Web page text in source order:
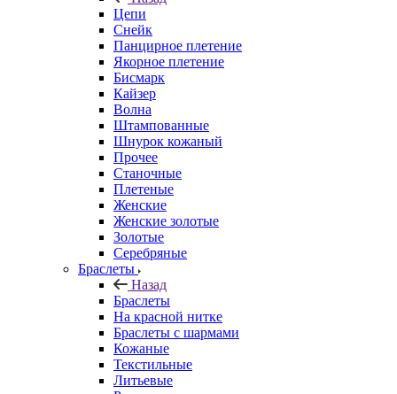
Цепи
Снейк
Панцирное плетение
Якорное плетение
Бисмарк
Кайзер
Волна
Штампованные
Шнурок кожаный
Прочее
Станочные
Плетеные
Женские
Женские золотые
Золотые
Серебряные
Браслеты
Назад
Браслеты
На красной нитке
Браслеты с шармами
Кожаные
Текстильные
Литьевые